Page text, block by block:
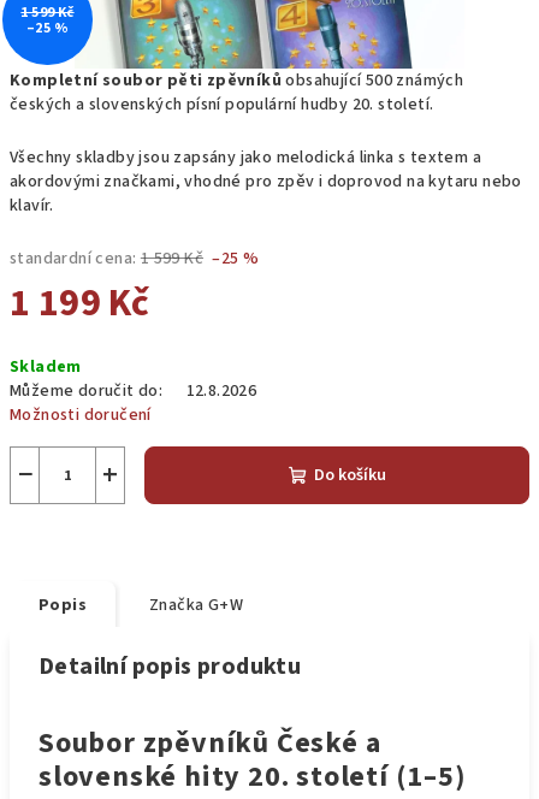
Kompletní soubor pěti zpěvníků obsahující 500 známých
českých a slovenských písní populární hudby 20. století.
Všechny skladby jsou zapsány jako melodická linka s textem a
akordovými značkami, vhodné pro zpěv i doprovod na kytaru nebo
klavír.
standardní cena: 1 599 Kč –25 %
1 199 Kč
cena:
Skladem
Můžeme doručit do:
12.8.2026
Možnosti doručení
+
− Do košíku
1 599 Kč
–25 %
Popis Značka G+W
Detailní popis produktu
Soubor zpěvníků České a
slovenské hity 20. století (1–5)